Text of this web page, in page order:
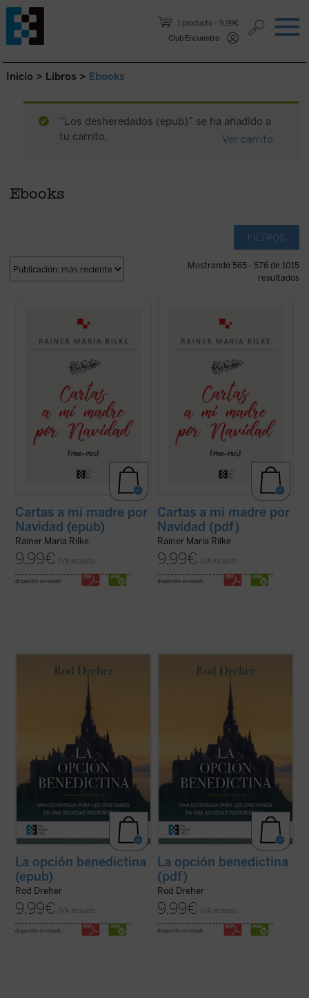
1 producto
9,99€
Club Encuentro
Saltar al contenido.
Inicio > Libros > Ebooks
“Los desheredados (epub)” se ha añadido a
tu carrito.
Ver carrito
Ebooks
FILTROS
Mostrando 565 - 576 de 1015
resultados
correspondencia navideña con su madre
desde 1900 hasta 1925. Estas cartas están
contienen algunos rasgos conmovedores,
Cartas a mi madre por
Navidad (epub)
Rainer Maria Rilke
9,99€ IVA incluido
disponible en ebook:
correspondencia navideña con su madre
desde 1900 hasta 1925. Estas cartas están
contienen algunos rasgos conmovedores,
Cartas a mi madre por
Navidad (pdf)
Rainer Maria Rilke
9,99€ IVA incluido
disponible en ebook:
de contenido religioso más importante y
retorno a la propuesta de vida de san
(ver ficha)
La opción benedictina
(epub)
Rod Dreher
9,99€ IVA incluido
disponible en ebook:
de contenido religioso más importante y
retorno a la propuesta de vida de san
(ver ficha)
La opción benedictina
(pdf)
Rod Dreher
9,99€ IVA incluido
disponible en ebook: